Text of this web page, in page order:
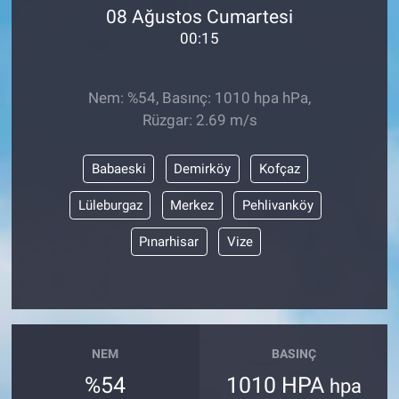
08 Ağustos Cumartesi
00:15
Nem: %54, Basınç: 1010 hpa hPa,
Rüzgar: 2.69 m/s
Babaeski Demirköy Kofçaz
Lüleburgaz Merkez Pehlivanköy
Pınarhisar Vize
NEM
%54
BASINÇ
1010 HPA hpa
İLAN
Bize ulaşın
Yaşam
Gözden Kaçmasın